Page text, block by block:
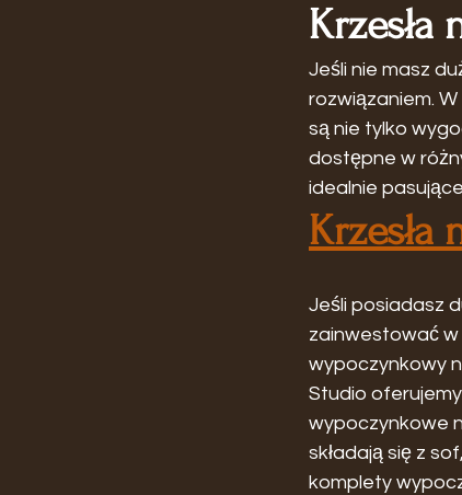
Krzesła
Jeśli nie masz
rozwiązaniem.
są nie tylko
dostępne w
idealnie
Krzesła
Jeśli posiadasz
zainwestować
wypoczynkowy
Studio
wypoczynkowe
składają się z
komplety